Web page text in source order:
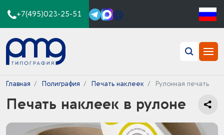
+7(495)023-25-51 @
Главная Полиграфия Печать наклеек Рулонная печать
Печать наклеек в рулоне